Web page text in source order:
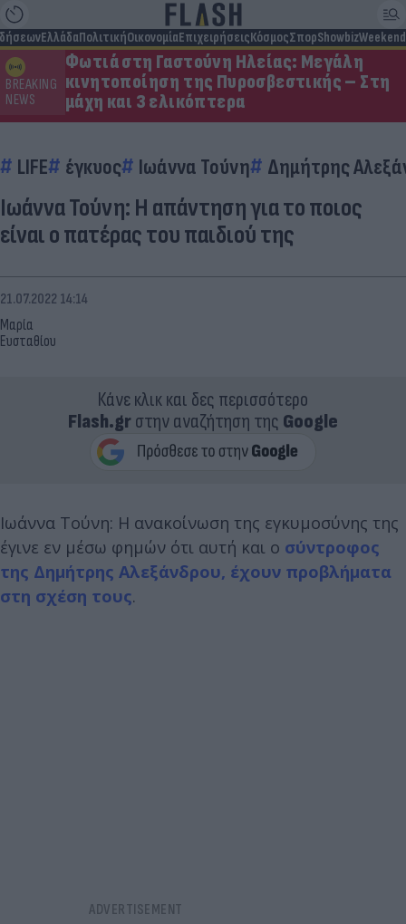
ΕλλάδαΠολιτικήΟικονομίαΕπιχειρήσειςΚόσμοςΣπορShowbizWeekend
BREAKING
NEWS
Φωτιά στη Γαστούνη Ηλείας: Μεγάλη
κινητοποίηση της Πυροσβεστικής – Στη
μάχη και 3 ελικόπτερα
LIFE έγκυος Ιωάννα Τούνη Δημήτρης
Ιωάννα Τούνη: Η απάντηση για το ποιος
είναι ο πατέρας του παιδιού της
Μαρία
Ευσταθίου
21.07.2022 14:14
Κάνε κλικ και δες περισσότερο
Flash.grστην αναζήτηση της Google
Ιωάννα Τούνη: Η ανακοίνωση της εγκυμοσύνης της
έγινε εν μέσω φημών ότι αυτή και ο σύντροφος
της Δημήτρης Αλεξάνδρου, έχουν προβλήματα
στη σχέση τους.